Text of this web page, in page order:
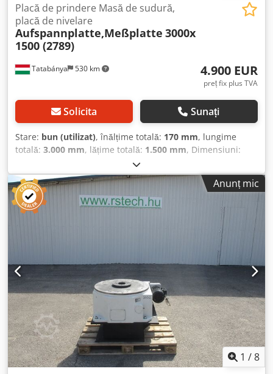
Tatabánya 530 km
Placă de prindere Masă de sudură,
placă de nivelare
Aufspannplatte,Meßplatte 3000x
1500 (2789)
4.900 EUR
preț fix plus TVA
Solicita Sunați
Stare: bun (utilizat), înălțime totală: 170 mm, lungime
totală: 3.000 mm, lățime totală: 1.500 mm, Dimensiuni:
3000x1500x170 mm Dwsdpfxsth Smbo Afnea
Anunț mic
1 /8